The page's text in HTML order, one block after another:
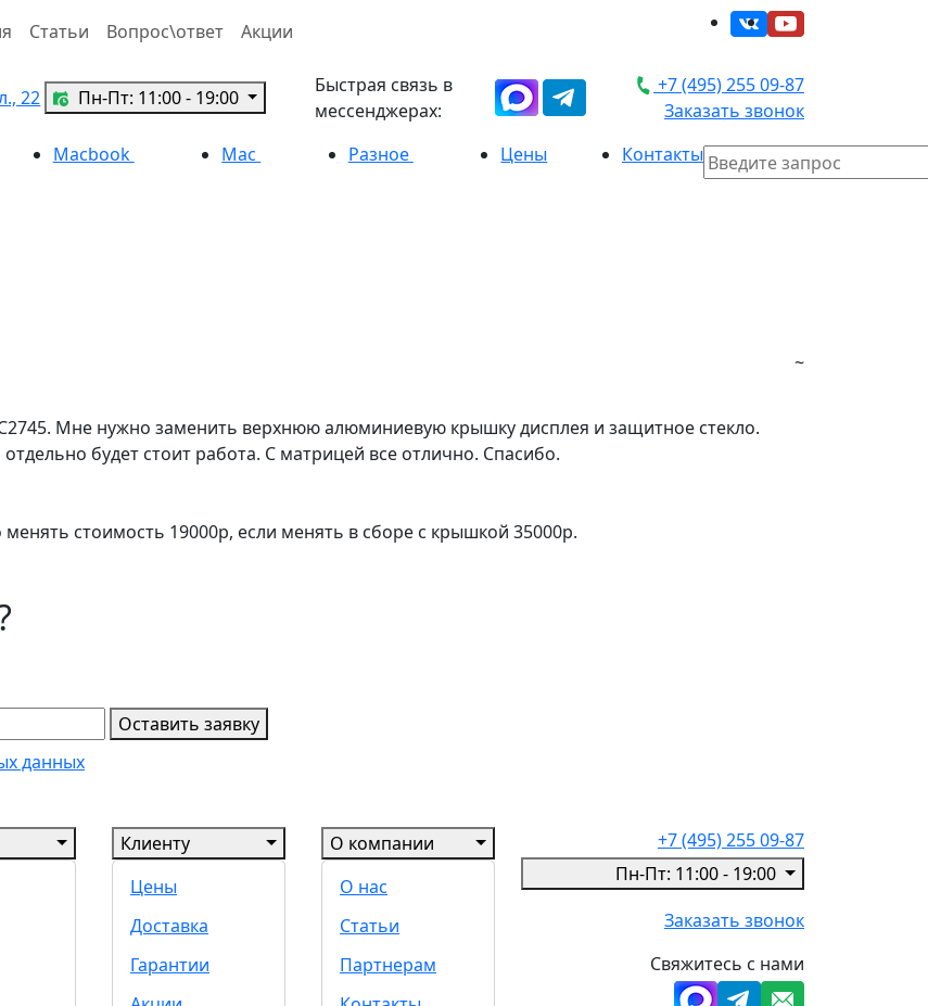
Статьи Вопрос\ответ Акции
22 Пн-Пт: 11:00 - 19:00
Быстрая связь в
мессенджерах:
+7 (495) 255 09-87
Заказать звонок
Macbook Mac Разное Цены Контакты
~
Мне нужно заменить верхнюю алюминиевую крышку дисплея и защитное стекло.
будет стоит работа. С матрицей все отлично. Спасибо.
стоимость 19000р, если менять в сборе с крышкой 35000р.
Оставить заявку
данных
Клиенту
Цены
Доставка
Гарантии
О компании
О нас
Статьи
Партнерам
+7 (495) 255 09-87
Пн-Пт: 11:00 - 19:00
Заказать звонок
Свяжитесь с нами